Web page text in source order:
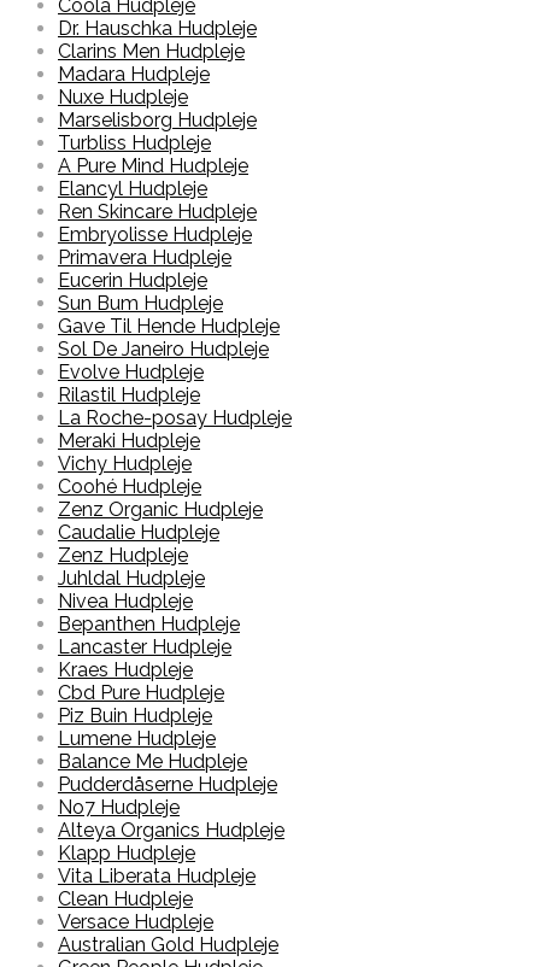
Coola Hudpleje
Dr. Hauschka Hudpleje
Clarins Men Hudpleje
Madara Hudpleje
Nuxe Hudpleje
Marselisborg Hudpleje
Turbliss Hudpleje
A Pure Mind Hudpleje
Elancyl Hudpleje
Ren Skincare Hudpleje
Embryolisse Hudpleje
Primavera Hudpleje
Eucerin Hudpleje
Sun Bum Hudpleje
Gave Til Hende Hudpleje
Sol De Janeiro Hudpleje
Evolve Hudpleje
Rilastil Hudpleje
La Roche-posay Hudpleje
Meraki Hudpleje
Vichy Hudpleje
Coohé Hudpleje
Zenz Organic Hudpleje
Caudalie Hudpleje
Zenz Hudpleje
Juhldal Hudpleje
Nivea Hudpleje
Bepanthen Hudpleje
Lancaster Hudpleje
Kraes Hudpleje
Cbd Pure Hudpleje
Piz Buin Hudpleje
Lumene Hudpleje
Balance Me Hudpleje
Pudderdåserne Hudpleje
No7 Hudpleje
Alteya Organics Hudpleje
Klapp Hudpleje
Vita Liberata Hudpleje
Clean Hudpleje
Versace Hudpleje
Australian Gold Hudpleje